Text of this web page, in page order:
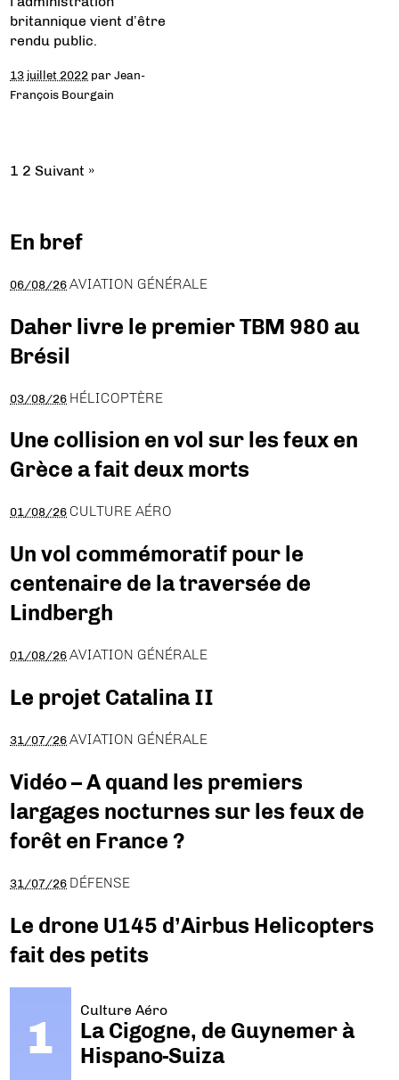
britannique vient d’être
rendu public.
13 juillet 2022 parJean-
François Bourgain
1 2 Suivant »
En bref
06/08/26 AVIATION GÉNÉRALE
Daher livre le premier TBM 980 au
Brésil
03/08/26 HÉLICOPTÈRE
Une collision en vol sur les feux en
Grèce a fait deux morts
01/08/26 CULTURE AÉRO
Un vol commémoratif pour le
centenaire de la traversée de
Lindbergh
01/08/26 AVIATION GÉNÉRALE
Le projet Catalina II
31/07/26 AVIATION GÉNÉRALE
Vidéo – A quand les premiers
largages nocturnes sur les feux de
forêt en France ?
31/07/26 DÉFENSE
Le drone U145 d’Airbus Helicopters
fait des petits
Culture Aéro
La Cigogne, de Guynemer à
Hispano-Suiza